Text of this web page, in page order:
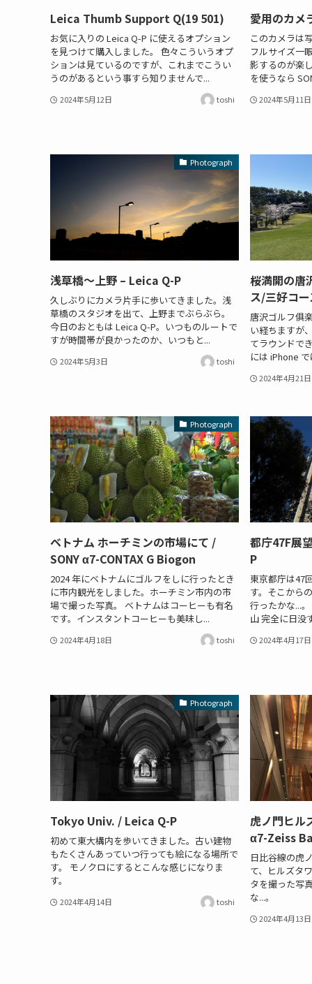
Leica Thumb Support Q(19 501)
お気に入りの Leica Q-P に使えるオプション
を見つけて購入しました。 色々こういうオプ
ションは見ているのですが、これまでこうい
うのがあるという事すら知りませんで...
2024年5月12日 toshi
愛用のカメ
このカメラは
フルサイズ一
影するのが楽
を使うなら
2024年5月11日
Photograph
浅草橋～上野 – Leica Q-P
久しぶりにカメラ片手に歩いてきました。浅
草橋のスタジオを出て、上野までぶらぶら。
今日のおともは Leica Q-P。いつものルートで
すが時間帯が良かったのか、いつもと...
2024年5月3日 toshi
桜満開の唐
ス/三好コー
唐沢ゴルフ俱
い経ちますが
てラウンドで
には iPhone
2024年4月21日
Photograph
ベトナム ホーチミンの市場にて /
SONY α7-CONTAX G Biogon
2024 年にベトナムにゴルフをしに行ったとき
に市内観光をしました。ホーチミン市内の市
場で撮った写真。 ベトナムはコーヒーも有名
です。インスタントコーヒーも美味し...
2024年4月18日 toshi
都庁47F展
P
東京都庁は47
す。そこから
行ったかな...
山 完全に日没
2024年4月17日
Photograph
Tokyo Univ. / Leica Q-P
初めて東大構内を歩いてきました。古い建物
もたくさんあっていつ行っても絵になる場所で
す。 モノクロにするとこんな感じになりま
す。
2024年4月14日 toshi
虎ノ門ヒル
α7-Zeiss
日比谷線の虎
て、ヒルズタ
タを撮った写
な...。
2024年4月13日